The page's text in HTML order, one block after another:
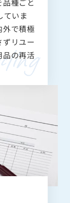
ていま
外で積極
リユー
品の再活